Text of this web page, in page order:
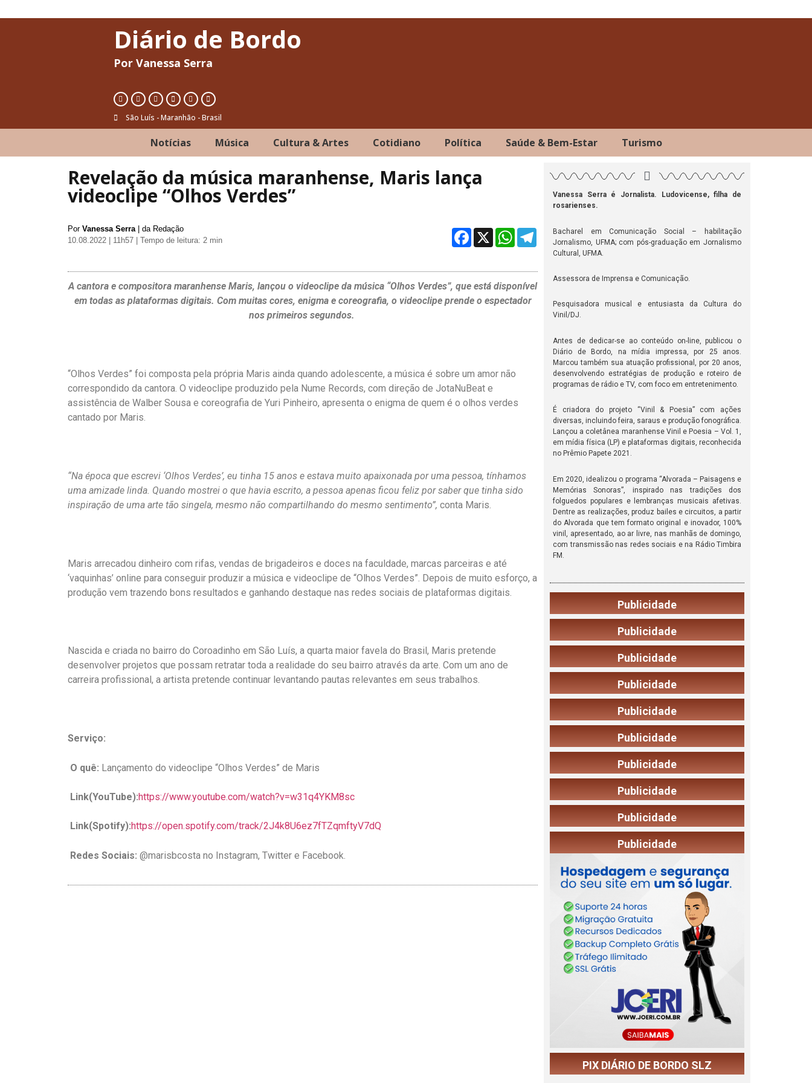
Diário de Bordo
Por Vanessa Serra
São Luís - Maranhão - Brasil
Notícias Música Cultura & Artes Cotidiano Política Saúde & Bem-Estar Turismo
Revelação da música maranhense, Maris lança
videoclipe “Olhos Verdes”
Por Vanessa Serra| da Redação
10.08.2022 | 11h57
| Tempo de leitura: 2 min Facebook
X WhatsApp
Telegram
A cantora e compositora maranhense Maris, lançou o videoclipe da música “Olhos Verdes”, que está disponível
em todas as plataformas digitais. Com muitas cores, enigma e coreografia, o videoclipe prende o espectador
nos primeiros segundos.
“Olhos Verdes” foi composta pela própria Maris ainda quando adolescente, a música é sobre um amor não
correspondido da cantora. O videoclipe produzido pela Nume Records, com direção de JotaNuBeat e
assistência de Walber Sousa e coreografia de Yuri Pinheiro, apresenta o enigma de quem é o olhos verdes
cantado por Maris.
“Na época que escrevi ‘Olhos Verdes’, eu tinha 15 anos e estava muito apaixonada por uma pessoa, tínhamos
uma amizade linda. Quando mostrei o que havia escrito, a pessoa apenas ficou feliz por saber que tinha sido
inspiração de uma arte tão singela, mesmo não compartilhando do mesmo sentimento”, conta Maris.
Maris arrecadou dinheiro com rifas, vendas de brigadeiros e doces na faculdade, marcas parceiras e até
‘vaquinhas’ online para conseguir produzir a música e videoclipe de “Olhos Verdes”. Depois de muito esforço, a
produção vem trazendo bons resultados e ganhando destaque nas redes sociais de plataformas digitais.
Nascida e criada no bairro do Coroadinho em São Luís, a quarta maior favela do Brasil, Maris pretende
desenvolver projetos que possam retratar toda a realidade do seu bairro através da arte. Com um ano de
carreira profissional, a artista pretende continuar levantando pautas relevantes em seus trabalhos.
Serviço:
O quê: Lançamento do videoclipe “Olhos Verdes” de Maris
Link(YouTube):https://www.youtube.com/watch?v=w31q4YKM8sc
Link(Spotify):https://open.spotify.com/track/2J4k8U6ez7fTZqmftyV7dQ
Redes Sociais: @marisbcosta no Instagram, Twitter e Facebook.
Vanessa Serra é Jornalista. Ludovicense, filha de
rosarienses.
Bacharel em Comunicação Social – habilitação
Jornalismo, UFMA; com pós-graduação em Jornalismo
Cultural, UFMA.
Assessora de Imprensa e Comunicação.
Pesquisadora musical e entusiasta da Cultura do
Vinil/DJ.
Antes de dedicar-se ao conteúdo on-line, publicou o
Diário de Bordo, na mídia impressa, por 25 anos.
Marcou também sua atuação profissional, por 20 anos,
desenvolvendo estratégias de produção e roteiro de
programas de rádio e TV, com foco em entretenimento.
É criadora do projeto “Vinil & Poesia” com ações
diversas, incluindo feira, saraus e produção fonográfica.
Lançou a coletânea maranhense Vinil e Poesia – Vol. 1,
em mídia física (LP) e plataformas digitais, reconhecida
no Prêmio Papete 2021.
Em 2020, idealizou o programa “Alvorada – Paisagens e
Memórias Sonoras”, inspirado nas tradições dos
folguedos populares e lembranças musicais afetivas.
Dentre as realizações, produz bailes e circuitos, a partir
do Alvorada que tem formato original e inovador, 100%
vinil, apresentado, ao ar livre, nas manhãs de domingo,
com transmissão nas redes sociais e na Rádio Timbira
FM.
Publicidade
Publicidade
Publicidade
Publicidade
Publicidade
Publicidade
Publicidade
Publicidade
Publicidade
Publicidade
PIX DIÁRIO DE BORDO SLZ